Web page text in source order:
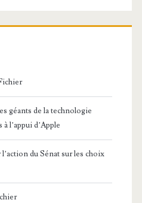
géants de la technologie
l’appui d’Apple
du Sénat sur les choix